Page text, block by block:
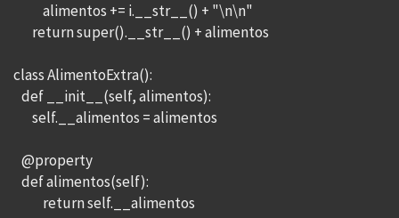
alimentos += i.__str__() + "\n\n"
return super().__str__() + alimentos
class AlimentoExtra():
def __init__(self, alimentos):
self.__alimentos = alimentos
@property
def alimentos(self):
return self.__alimentos